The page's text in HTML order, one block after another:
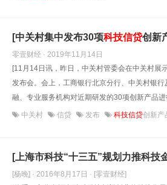
[中关村集中发布30项科技信贷创新
零壹财经 · 2019年11月14日
[11月14日讯，昨日，中关村管委会在中关村展
发布会。会上，工商银行北京分行、中关村银
融、专业服务机构对近期研发的30项创新产品
中关村 信贷 发布 科技信贷创新产
[上海市科技“十三五”规划力推科技
[杨晚] · 2016年8月17日 · [零壹财经]